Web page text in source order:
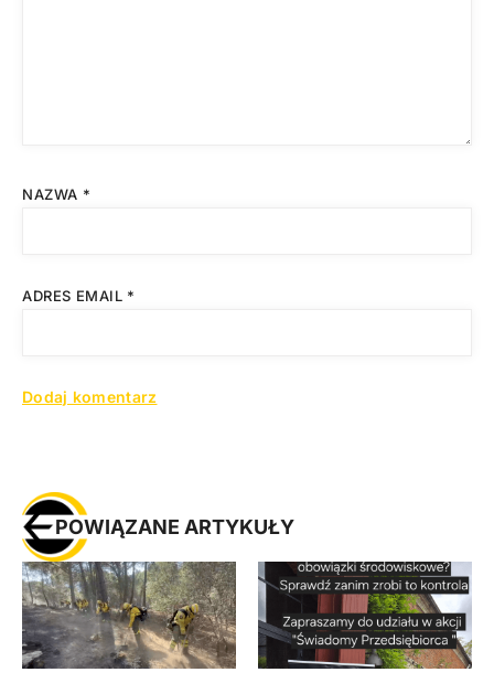
NAZWA *
ADRES EMAIL *
POWIĄZANE ARTYKUŁY